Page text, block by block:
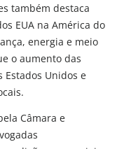
também destaca
EUA na América do
energia e meio
o aumento das
Unidos e
Câmara e